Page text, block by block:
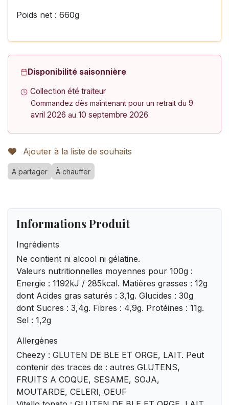
Poids net : 660g
Disponibilité saisonnière
Collection été traiteur
Commandez dès maintenant pour un retrait du 9
avril 2026 au 10 septembre 2026
Ajouter à la liste de souhaits
A partager À chauffer
Informations Produit
Ingrédients
Ne contient ni alcool ni gélatine.
Valeurs nutritionnelles moyennes pour 100g :
Energie : 1192kJ / 285kcal. Matières grasses : 12g
dont Acides gras saturés : 3,1g. Glucides : 30g
dont Sucres : 3,4g. Fibres : 4,9g. Protéines : 11g.
Sel : 1,2g
Allergènes
Cheezy : GLUTEN DE BLE ET ORGE, LAIT. Peut
contenir des traces de : autres GLUTENS,
FRUITS A COQUE, SESAME, SOJA,
MOUTARDE, CELERI, OEUF